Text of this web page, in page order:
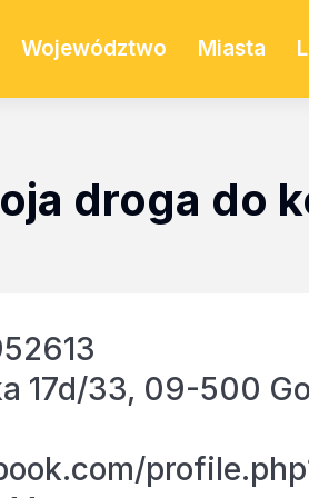
Województwo Miasta
droga do
17d/33, 09-500